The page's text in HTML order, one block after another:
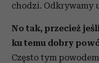
chodzi. Odkrywamy
No tak, przecież
ku temu dobry
Często tym